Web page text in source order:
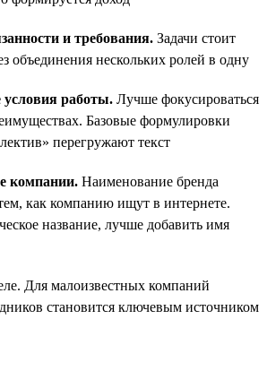
и требования. Задачи стоит
объединения нескольких ролей в одну
работы. Лучше фокусироваться
Базовые формулировки
перегружают текст
компании. Наименование бренда
как компанию ищут в интернете.
название, лучше добавить имя
Для малоизвестных компаний
становится ключевым источником